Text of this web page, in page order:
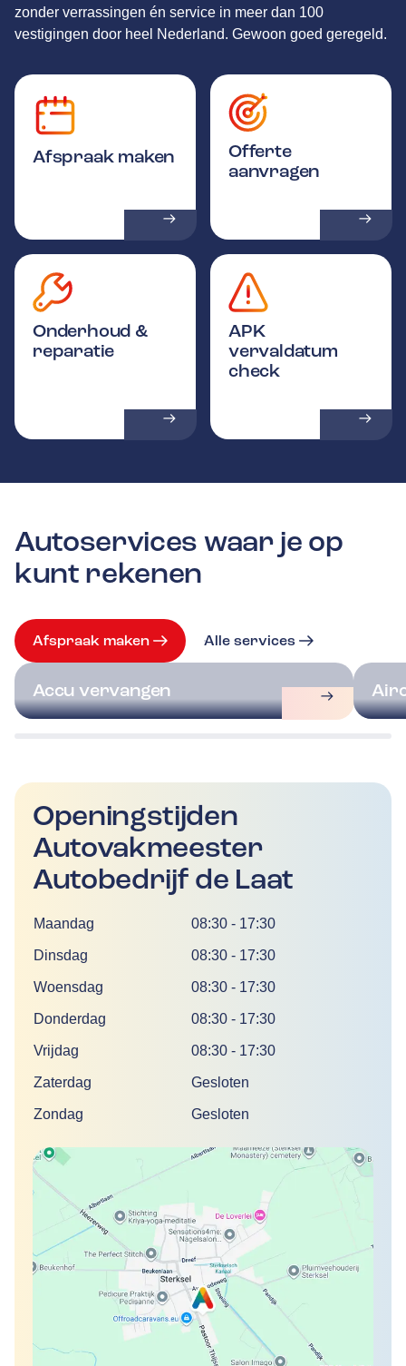
zonder verrassingen én service in meer dan 100
vestigingen door heel Nederland. Gewoon goed geregeld.
Afspraak maken
Offerte
aanvragen
Onderhoud &
reparatie
APK
vervaldatum
check
Autoservices waar je op
kunt rekenen
Afspraak maken Alle services
Accu vervangen
Openingstijden
Autovakmeester
Autobedrijf de Laat
DagTijd
Maandag 08:30 - 17:30
Dinsdag 08:30 - 17:30
Woensdag 08:30 - 17:30
Donderdag 08:30 - 17:30
Vrijdag 08:30 - 17:30
Zaterdag Gesloten
Zondag Gesloten